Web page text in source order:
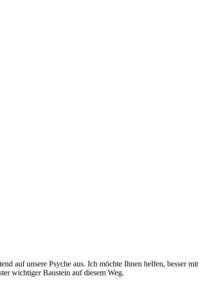
auf unsere Psyche aus. Ich möchte Ihnen helfen, besser mit
wichtiger Baustein auf diesem Weg.